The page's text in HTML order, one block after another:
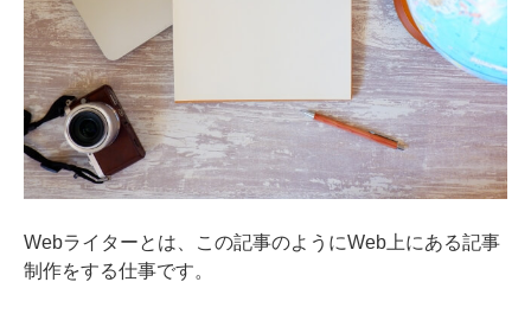
Webライターとは、この記事のようにWeb上にある記事
制作をする仕事です。